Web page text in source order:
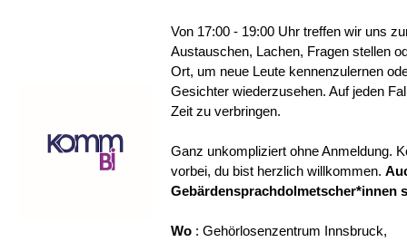
Von 17:00 - 19:00 Uhr treffen wir uns
Austauschen, Lachen, Fragen stellen
Ort, um neue Leute kennenzulernen
Gesichter wiederzusehen. Auf jeden
Zeit zu verbringen.
Ganz unkompliziert ohne Anmeldung.
vorbei, du bist herzlich willkommen.
Gebärdensprachdolmetscher*innen
Wo : Gehörlosenzentrum Innsbruck,